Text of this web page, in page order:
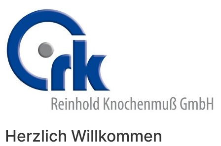
Inhalt
springen
Herzlich Willkommen